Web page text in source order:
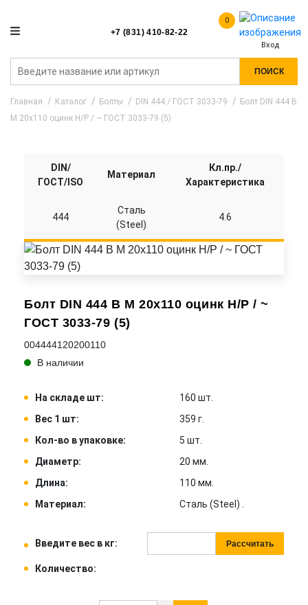
+7 (831) 410-82-22
0
Вход
ПОИСК
Главная Каталог Болты DIN 444 / ГОСТ 3033-79
Болт DIN 444 B
M 20x110 оцинк Н/Р / ~ ГОСТ 3033-79 (5)
Болт DIN 444 B M 20x110 оцинк Н/Р / ~
ГОСТ 3033-79 (5)
004444120200110
В наличии
На складе шт:
160 шт.
Вес 1 шт:
359 г.
Кол-во в упаковке:
5 шт.
Диаметр:
20 мм.
Длина:
110 мм.
Материал:
Сталь (Steel) .
Введите вес в кг: Рассчитать
Количество:
DIN/
ГОСТ/ISO
Материал
Кл.пр./
Характеристика
444
Сталь
(Steel)
4.6